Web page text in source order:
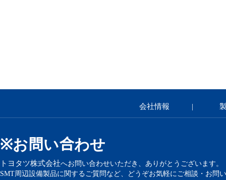
会社情報 |
※お問い合わせ
トヨタツ株式会社へお問い合わせいただき、ありがとうございます。
SMT周辺設備製品に関するご質問など、どうぞお気軽にご相談・お問